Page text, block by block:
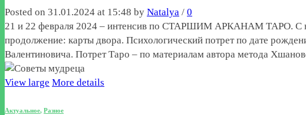
Posted on 31.01.2024 at 15:48 by Natalya / 0
21 и 22 февраля 2024 – интенсив по СТАРШИМ АРКАНАМ ТАРО. С
продолжение: карты двора. Психологический потрет по дате
Валентиновича. Потрет Таро – по материалам автора метода
View large More details
Актуальное, Разное